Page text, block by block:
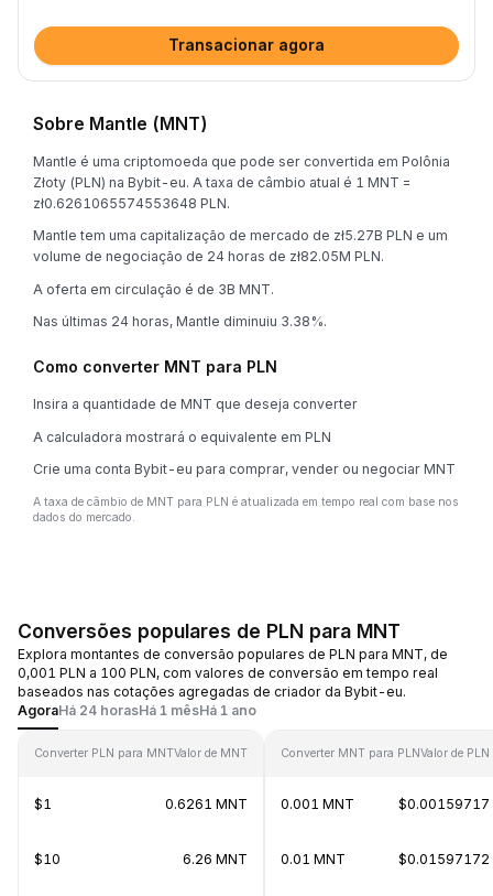
Transacionar agora
Sobre Mantle (MNT)
Mantle é uma criptomoeda que pode ser convertida em Polônia
Złoty (PLN) na Bybit-eu. A taxa de câmbio atual é 1 MNT =
zł0.6261065574553648 PLN.
Mantle tem uma capitalização de mercado de zł5.27B PLN e um
volume de negociação de 24 horas de zł82.05M PLN.
A oferta em circulação é de 3B MNT.
Nas últimas 24 horas, Mantle diminuiu 3.38%.
Como converter MNT para PLN
Insira a quantidade de MNT que deseja converter
A calculadora mostrará o equivalente em PLN
Crie uma conta Bybit-eu para comprar, vender ou negociar MNT
A taxa de câmbio de MNT para PLN é atualizada em tempo real com base nos
dados do mercado.
Conversões populares de PLN para MNT
Explora montantes de conversão populares de PLN para MNT, de
0,001 PLN a 100 PLN, com valores de conversão em tempo real
baseados nas cotações agregadas de criador da Bybit-eu.
AgoraHá 24 horasHá 1 mêsHá 1 ano
Converter PLN para MNTValor de MNT
$1 0.6261 MNT
$10 6.26 MNT
Converter MNT para PLNValor de PLN
0.001 MNT $0.00159717
0.01 MNT $0.01597172